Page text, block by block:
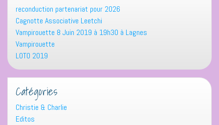
reconduction partenariat pour 2026
Cagnotte Associative Leetchi
Vampirouette 8 Juin 2019 à 19h30 à Lagnes
Vampirouette
LOTO 2019
Catégories
Christie & Charlie
Editos